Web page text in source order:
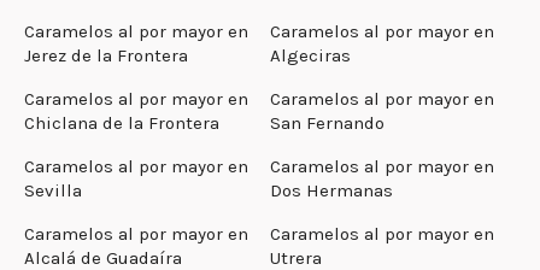
Caramelos al por mayor en
Jerez de la Frontera
Caramelos al por mayor en
Algeciras
Caramelos al por mayor en
Chiclana de la Frontera
Caramelos al por mayor en
San Fernando
Caramelos al por mayor en
Sevilla
Caramelos al por mayor en
Dos Hermanas
Caramelos al por mayor en
Alcalá de Guadaíra
Caramelos al por mayor en
Utrera